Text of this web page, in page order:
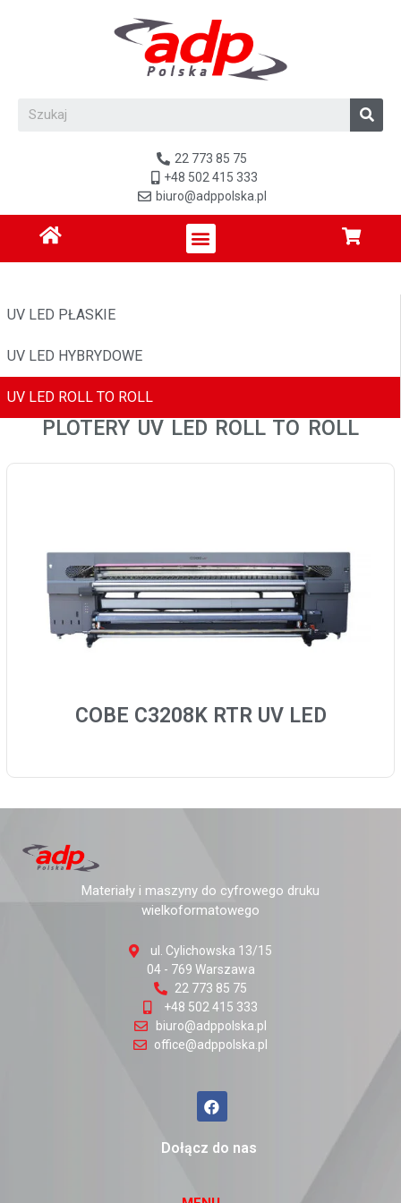
22 773 85 75
+48 502 415 333
biuro@adppolska.pl
UV LED PŁASKIE
UV LED HYBRYDOWE
UV LED ROLL TO ROLL
PLOTERY UV LED ROLL TO ROLL
COBE C3208K RTR UV LED
Materiały i maszyny do cyfrowego druku
wielkoformatowego
ul. Cylichowska 13/15
04 - 769 Warszawa
22 773 85 75
+48 502 415 333
biuro@adppolska.pl
office@adppolska.pl
Dołącz do nas